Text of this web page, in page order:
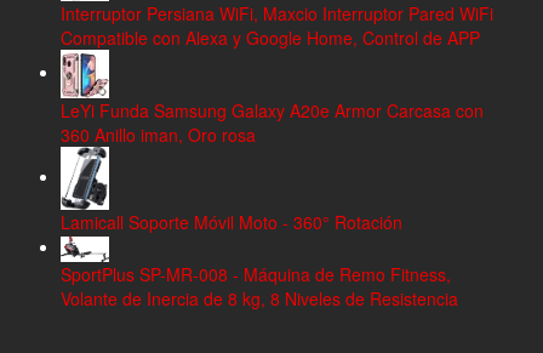
Interruptor Persiana WiFi, Maxcio Interruptor Pared WiFi
Compatible con Alexa y Google Home, Control de APP
LeYi Funda Samsung Galaxy A20e Armor Carcasa con
360 Anillo iman, Oro rosa
Lamicall Soporte Móvil Moto - 360° Rotación
SportPlus SP-MR-008 - Máquina de Remo Fitness,
Volante de Inercia de 8 kg, 8 Niveles de Resistencia